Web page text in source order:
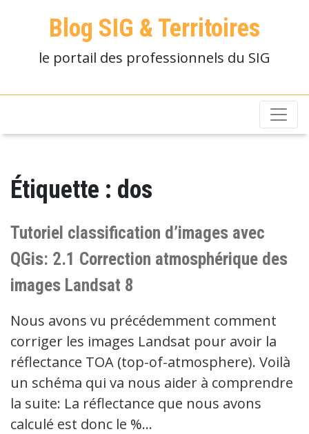
Blog SIG & Territoires
le portail des professionnels du SIG
Étiquette : dos
Tutoriel classification d’images avec
QGis: 2.1 Correction atmosphérique des
images Landsat 8
Nous avons vu précédemment comment
corriger les images Landsat pour avoir la
réflectance TOA (top-of-atmosphere). Voilà
un schéma qui va nous aider à comprendre
la suite: La réflectance que nous avons
calculé est donc le %…